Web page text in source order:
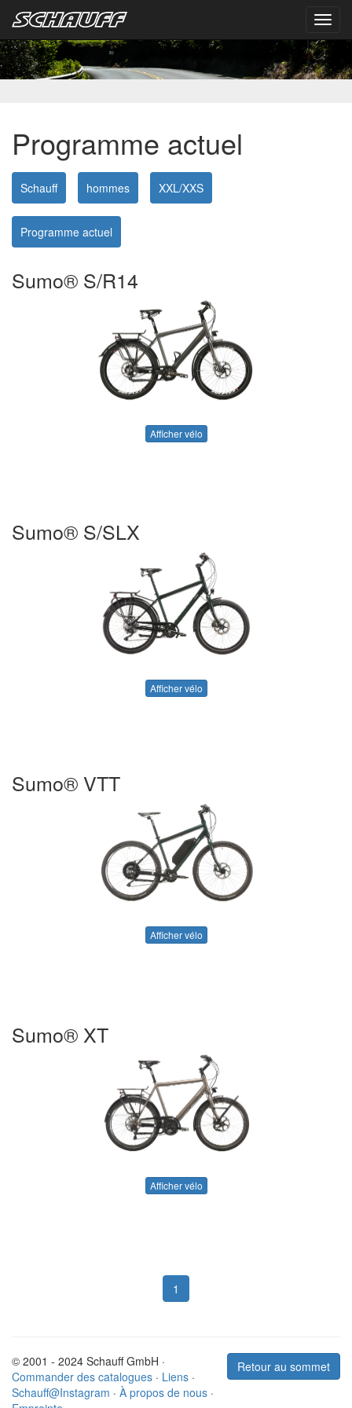
Programme actuel
Schauff hommes XXL/XXS
Programme actuel
Sumo® S/R14
Afficher vélo
Sumo® S/SLX
Afficher vélo
Sumo® VTT
Afficher vélo
Sumo® XT
Afficher vélo
1
Retour au sommet
© 2001 - 2024 Schauff GmbH ·
Commander des catalogues · Liens ·
Schauff@Instagram · À propos de nous ·